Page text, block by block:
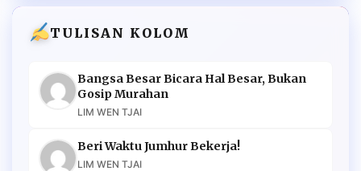
TULISAN KOLOM
Bangsa Besar Bicara Hal Besar, Bukan
Gosip Murahan
LIM WEN TJAI
Beri Waktu Jumhur Bekerja!
LIM WEN TJAI